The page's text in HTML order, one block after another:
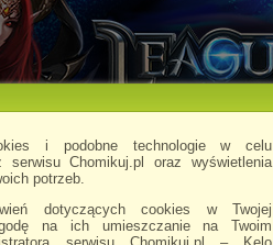
i podobne technologie w celu
serwisu Chomikuj.pl oraz wyświetlenia
potrzeb.
dotyczących cookies w Twojej
na ich umieszczanie na Twoim